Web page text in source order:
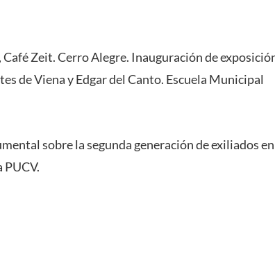
Zeit. Cerro Alegre. Inauguración de
de Viena y Edgar del Canto. Escuela Municipal
sobre la segunda generación de exiliados en